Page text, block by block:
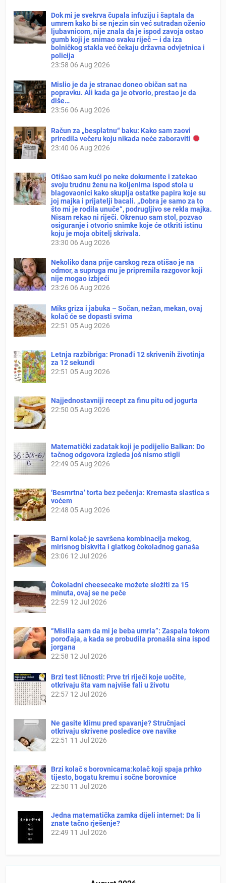
Dok mi je svekrva čupala infuziju i šaptala da
umrem kako bi se njezin sin već sutradan oženio
ljubavnicom, nije znala da je ispod zavoja ostao
gumb koji je snimao svaku riječ — i da iza
bolničkog stakla već čekaju državna odvjetnica i
policija
23:58 06 Aug 2026
Mislio je da je stranac doneo običan sat na
popravku. Ali kada ga je otvorio, prestao je da
diše…
23:56 06 Aug 2026
Račun za „besplatnu“ baku: Kako sam zaovi
priredila večeru koju nikada neće zaboraviti
23:40 06 Aug 2026
Otišao sam kući po neke dokumente i zatekao
svoju trudnu ženu na koljenima ispod stola u
blagovaonici kako skuplja ostatke papira koje su
joj majka i prijatelji bacali. „Dobra je samo za to
što mi je rodila unuče“, podrugljivo se rekla majka.
Nisam rekao ni riječi. Okrenuo sam stol, pozvao
osiguranje i otvorio snimke koje će otkriti istinu
koju je moja obitelj skrivala.
23:30 06 Aug 2026
Nekoliko dana prije carskog reza otišao je na
odmor, a supruga mu je pripremila razgovor koji
nije mogao izbjeći
23:26 06 Aug 2026
Miks griza i jabuka – Sočan, nežan, mekan, ovaj
kolač će se dopasti svima
22:51 05 Aug 2026
Letnja razbibriga: Pronađi 12 skrivenih životinja
za 12 sekundi
22:51 05 Aug 2026
Najjednostavniji recept za finu pitu od jogurta
22:50 05 Aug 2026
Matematički zadatak koji je podijelio Balkan: Do
tačnog odgovora izgleda još nismo stigli
22:49 05 Aug 2026
‘Besmrtna’ torta bez pečenja: Kremasta slastica s
voćem
22:48 05 Aug 2026
Barni kolač je savršena kombinacija mekog,
mirisnog biskvita i glatkog čokoladnog ganaša
23:06 12 Jul 2026
Čokoladni cheesecake možete složiti za 15
minuta, ovaj se ne peče
22:59 12 Jul 2026
“Mislila sam da mi je beba umrla”: Zaspala tokom
porođaja, a kada se probudila pronašla sina ispod
jorgana
22:58 12 Jul 2026
Brzi test ličnosti: Prve tri riječi koje uočite,
otkrivaju šta vam najviše fali u životu
22:57 12 Jul 2026
Ne gasite klimu pred spavanje? Stručnjaci
otkrivaju skrivene posledice ove navike
22:51 11 Jul 2026
Brzi kolač s borovnicama:kolač koji spaja prhko
tijesto, bogatu kremu i sočne borovnice
22:50 11 Jul 2026
Jedna matematička zamka dijeli internet: Da li
znate tačno rješenje?
22:49 11 Jul 2026